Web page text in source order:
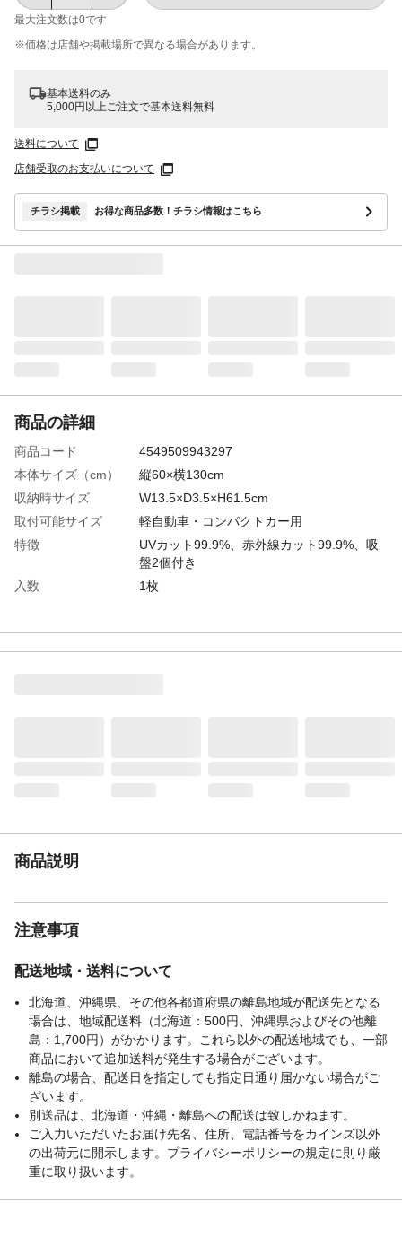
最大注文数は0です
※価格は​店舗や​掲載場所で​異なる​場合が​あります。
基本送料のみ
5,000円以上ご注文で基本送料無料
送料について
店舗受取のお支払いについて
チラシ掲載 お得な商品多数！チラシ情報はこちら
商品の詳細
商品コード
4549509943297
本体サイズ（cm）
縦60×横130cm
収納時サイズ
W13.5×D3.5×H61.5cm
取付可能サイズ
軽自動車・コンパクトカー用
特徴
UVカット99.9%、赤外線カット99.9%、吸
盤2個付き
入数
1枚
取り付けられる場所
車内フロントガラス
着力が戻ります。
生産国
所・条件
でください。
商品説明
注意事項
配送地域・送料について
北海道、沖縄県、その他各都道府県の離島地域が配送先となる
場合は、地域配送料（北海道：500円、沖縄県およびその他離
島：1,700円）がかかります。これら以外の配送地域でも、一部
商品において追加送料が発生する場合がございます。
離島の場合、配送日を指定しても指定日通り届かない場合がご
ざいます。
別送品は、北海道・沖縄・離島への配送は致しかねます。
ご入力いただいたお届け先名、住所、電話番号をカインズ以外
の出荷元に開示します。プライバシーポリシーの規定に則り厳
重に取り扱います。